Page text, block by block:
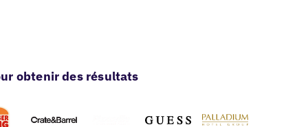
obtenir des résultats